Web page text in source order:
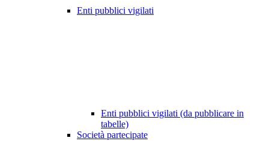
Enti pubblici vigilati
Enti pubblici vigilati (da pubblicare in
tabelle)
Società partecipate